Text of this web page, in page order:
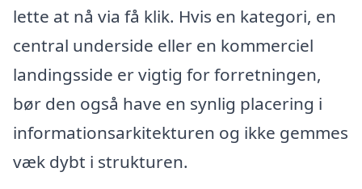
lette at nå via få klik. Hvis en kategori, en
central underside eller en kommerciel
landingsside er vigtig for forretningen,
bør den også have en synlig placering i
informationsarkitekturen og ikke gemmes
væk dybt i strukturen.